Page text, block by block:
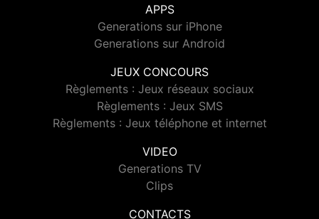
APPS
Generations sur iPhone
Generations sur Android
JEUX CONCOURS
Règlements : Jeux réseaux sociaux
Règlements : Jeux SMS
Règlements : Jeux téléphone et internet
VIDEO
Generations TV
Clips
CONTACTS